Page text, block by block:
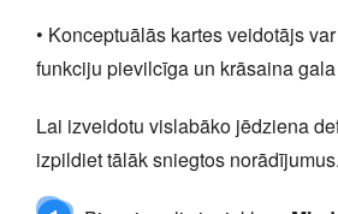
• Konceptuālās kartes veidotājs
funkciju pievilcīga un krāsaina
Lai izveidotu vislabāko jēdziena
izpildiet tālāk sniegtos norādījumus.